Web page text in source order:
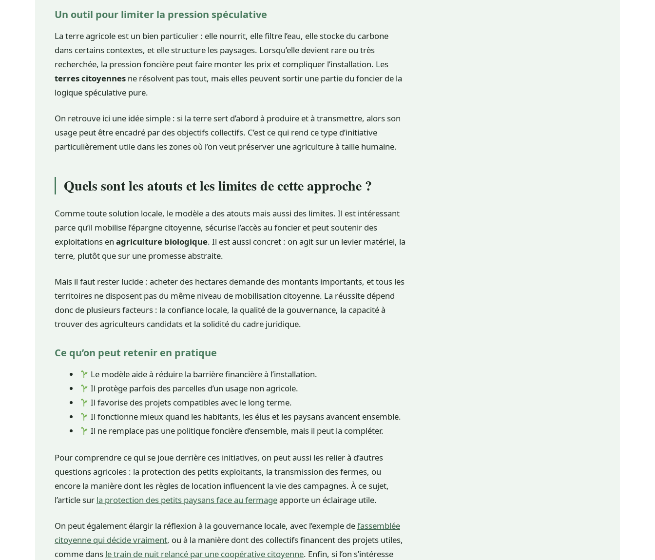
Un outil pour limiter la pression spéculative
La terre agricole est un bien particulier : elle nourrit, elle filtre l’eau, elle stocke du carbone
dans certains contextes, et elle structure les paysages. Lorsqu’elle devient rare ou très
recherchée, la pression foncière peut faire monter les prix et compliquer l’installation. Les
terres citoyennes ne résolvent pas tout, mais elles peuvent sortir une partie du foncier de la
logique spéculative pure.
On retrouve ici une idée simple : si la terre sert d’abord à produire et à transmettre, alors son
usage peut être encadré par des objectifs collectifs. C’est ce qui rend ce type d’initiative
particulièrement utile dans les zones où l’on veut préserver une agriculture à taille humaine.
Quels sont les atouts et les limites de cette approche ?
Comme toute solution locale, le modèle a des atouts mais aussi des limites. Il est intéressant
parce qu’il mobilise l’épargne citoyenne, sécurise l’accès au foncier et peut soutenir des
exploitations en agriculture biologique. Il est aussi concret : on agit sur un levier matériel, la
terre, plutôt que sur une promesse abstraite.
Mais il faut rester lucide : acheter des hectares demande des montants importants, et tous les
territoires ne disposent pas du même niveau de mobilisation citoyenne. La réussite dépend
donc de plusieurs facteurs : la confiance locale, la qualité de la gouvernance, la capacité à
trouver des agriculteurs candidats et la solidité du cadre juridique.
Ce qu’on peut retenir en pratique
Le modèle aide à réduire la barrière financière à l’installation.
Il protège parfois des parcelles d’un usage non agricole.
Il favorise des projets compatibles avec le long terme.
Il fonctionne mieux quand les habitants, les élus et les paysans avancent ensemble.
Il ne remplace pas une politique foncière d’ensemble, mais il peut la compléter.
Pour comprendre ce qui se joue derrière ces initiatives, on peut aussi les relier à d’autres
questions agricoles : la protection des petits exploitants, la transmission des fermes, ou
encore la manière dont les règles de location influencent la vie des campagnes. À ce sujet,
l’article sur la protection des petits paysans face au fermageapporte un éclairage utile.
On peut également élargir la réflexion à la gouvernance locale, avec l’exemple de l’assemblée
citoyenne qui décide vraiment, ou à la manière dont des collectifs financent des projets utiles,
comme dans le train de nuit relancé par une coopérative citoyenne. Enfin, si l’on s’intéresse